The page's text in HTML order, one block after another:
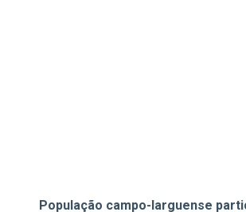
População campo-larguense